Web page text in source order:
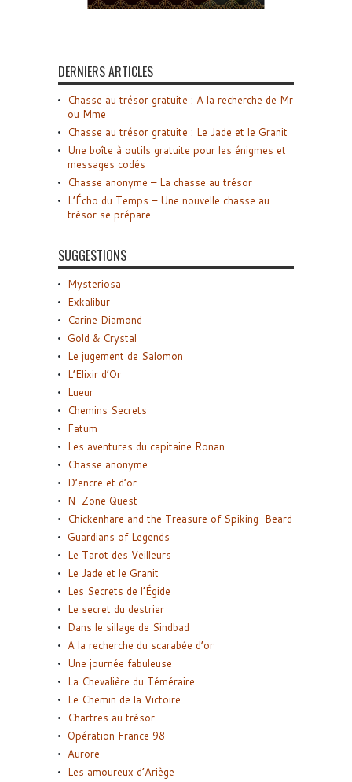
DERNIERS ARTICLES
Chasse au trésor gratuite : A la recherche de Mr
ou Mme
Chasse au trésor gratuite : Le Jade et le Granit
Une boîte à outils gratuite pour les énigmes et
messages codés
Chasse anonyme – La chasse au trésor
L’Écho du Temps – Une nouvelle chasse au
trésor se prépare
SUGGESTIONS
Mysteriosa
Exkalibur
Carine Diamond
Gold & Crystal
Le jugement de Salomon
L’Elixir d’Or
Lueur
Chemins Secrets
Fatum
Les aventures du capitaine Ronan
Chasse anonyme
D’encre et d’or
N-Zone Quest
Chickenhare and the Treasure of Spiking-Beard
Guardians of Legends
Le Tarot des Veilleurs
Le Jade et le Granit
Les Secrets de l’Égide
Le secret du destrier
Dans le sillage de Sindbad
A la recherche du scarabée d’or
Une journée fabuleuse
La Chevalière du Téméraire
Le Chemin de la Victoire
Chartres au trésor
Opération France 98
Aurore
Les amoureux d’Ariège